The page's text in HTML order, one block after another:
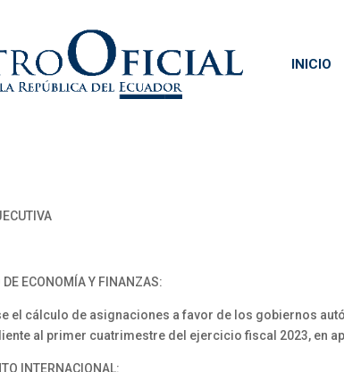
INICIO
DE ECONOMÍA Y FINANZAS:
el cálculo de asignaciones a favor de los gobiernos
al primer cuatrimestre del ejercicio fiscal 2023, en
INTERNACIONAL: